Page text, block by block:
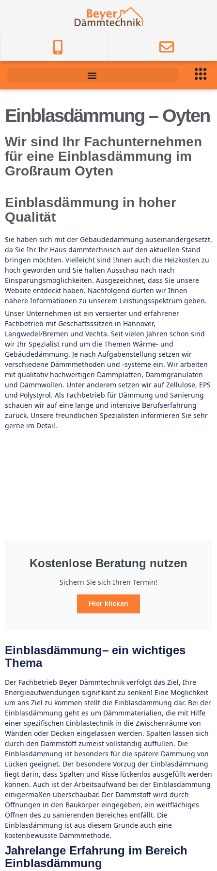
Einblasdämmung – Oyten
Wir sind Ihr Fachunternehmen
für eine Einblasdämmung im
Großraum Oyten
Einblasdämmung in hoher
Qualität
Sie haben sich mit der Gebäudedämmung auseinandergesetzt,
da Sie Ihr Ihr Haus dämmtechnisch auf den aktuellen Stand
bringen möchten. Vielleicht sind Ihnen auch die Heizkosten zu
hoch geworden und Sie halten Ausschau nach nach
Einsparungsmöglichkeiten. Ausgezeichnet, dass Sie unsere
Website entdeckt haben. Nachfolgend dürfen wir Ihnen
nähere Informationen zu unserem Leistungsspektrum geben.
Unser Unternehmen ist ein versierter und erfahrener
Fachbetrieb mit Geschäftsssitzen in Hannover,
Langwedel/Bremen und Vechta. Seit vielen Jahren schon sind
wir Ihr Spezialist rund um die Themen Wärme- und
Gebäudedämmung. Je nach Aufgabenstellung setzen wir
verschiedene Dämmmethoden und -systeme ein. Wir arbeiten
mit qualitativ hochwertigen Dämmplatten, Dämmgranulaten
und Dämmwollen. Unter anderem setzen wir auf Zellulose, EPS
und Polystyrol. Als Fachbetrieb für Dämmung und Sanierung
schauen wir auf eine lange und intensive Berufserfahrung
zurück. Unsere freundlichen Spezialisten informieren Sie sehr
gerne im Detail.
Kostenlose Beratung nutzen
Sichern Sie sich Ihren Termin!
Hier klicken
Einblasdämmung– ein wichtiges
Thema
Der Fachbetrieb Beyer Dämmtechnik verfolgt das Ziel, Ihre
Energieaufwendungen signifikant zu senken! Eine Möglichkeit
um ans Ziel zu kommen stellt die Einblasdämmung dar. Bei der
Einblasdämmung geht es um Dämmmaterialien, die mit Hilfe
einer spezifischen Einblastechnik in die Zwischenräume von
Wänden oder Decken eingelassen werden. Spalten lassen sich
durch den Dämmstoff zumeist vollständig auffüllen. Die
Einblasdämmung ist besonders für die spätere Dämmung von
Lücken geeignet. Der besondere Vorzug der Einblasdämmung
liegt darin, dass Spalten und Risse lückenlos ausgefüllt werden
können. Auch ist der Arbeitsaufwand bei der Einblasdämmung
einigermaßen überschaubar. Der Dämmstoff wird durch
Öffnungen in den Baukörper eingegeben, ein weitflächiges
Öffnen des zu sanierenden Bereiches entfällt. Die
Einblasdämmung ist aus diesem Grunde auch eine
kostenbewusste Dämmmethode.
Jahrelange Erfahrung im Bereich
Einblasdämmung